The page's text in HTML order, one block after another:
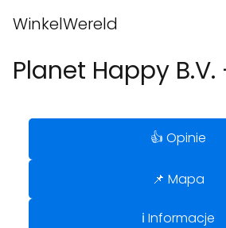
WinkelWereld
Planet Happy
👍 Opinie
📌 Mapa
ℹ️ Informacje